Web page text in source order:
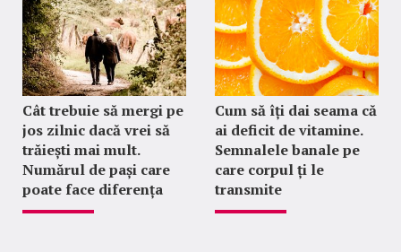
Cât trebuie să mergi pe
jos zilnic dacă vrei să
trăiești mai mult.
Numărul de pași care
poate face diferența
Cum să îți dai seama că
ai deficit de vitamine.
Semnalele banale pe
care corpul ți le
transmite